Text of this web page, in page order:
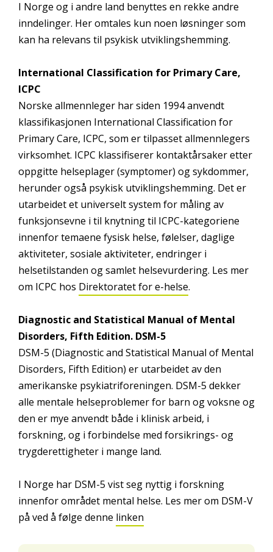
I Norge og i andre land benyttes en rekke andre
inndelinger. Her omtales kun noen løsninger som
kan ha relevans til psykisk utviklingshemming.
International Classification for Primary Care,
ICPC
Norske allmennleger har siden 1994 anvendt
klassifikasjonen International Classification for
Primary Care, ICPC, som er tilpasset allmennlegers
virksomhet. ICPC klassifiserer kontaktårsaker etter
oppgitte helseplager (symptomer) og sykdommer,
herunder også psykisk utviklingshemming. Det er
utarbeidet et universelt system for måling av
funksjonsevne i til knytning til ICPC-kategoriene
innenfor temaene fysisk helse, følelser, daglige
aktiviteter, sosiale aktiviteter, endringer i
helsetilstanden og samlet helsevurdering. Les mer
om ICPC hos Direktoratet for e-helse.
Diagnostic and Statistical Manual of Mental
Disorders, Fifth Edition. DSM-5
DSM-5 (Diagnostic and Statistical Manual of Mental
Disorders, Fifth Edition) er utarbeidet av den
amerikanske psykiatriforeningen. DSM-5 dekker
alle mentale helseproblemer for barn og voksne og
den er mye anvendt både i klinisk arbeid, i
forskning, og i forbindelse med forsikrings- og
trygderettigheter i mange land.
I Norge har DSM-5 vist seg nyttig i forskning
innenfor området mental helse. Les mer om DSM-V
på ved å følge denne linken